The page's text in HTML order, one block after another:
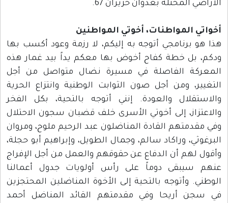
الأراضي المحتلة بعدوان حزيران 67.
أخواتي المواطنات، أخوتي المواطنين
هذا هو برنامجي أتوجه به إليكم، لا رزمة وعود أكسب بها
ودكم، بل خطة كفاح أخوض بها معكم يداً بيد غمار هذه
المعركة الفاصلة في مسيرة نضال متواصل من أجل
التغيير، ومن أجل صون الثوابت الوطنية وانتزاع الحرية
والاستقلال والعودة. إنني أتوجه بالتحية، بكل الفخر
والاعتزاز، إلى أخوتي الأسرى خلف قضبان سجون الاحتلال
وفي مقدمتهم القادة المناضلون عبد الرحيم ملوح، ومروان
البرغوثي، وراكاد سالم، وجمال الطويل، وإبراهيم أبو حجلة،
وأقول لهم أن الدفاع عن حقوقهم والعمل من أجل الإفراج
عنهم سيبقى دوماً على رأس أولويات جدول أعمالنا
الوطني. وأتوجه بالتحية إلى الأخوة المناضلين المحتجزين
في سجن أريحا وفي مقدمتهم القائد المناضل أحمد